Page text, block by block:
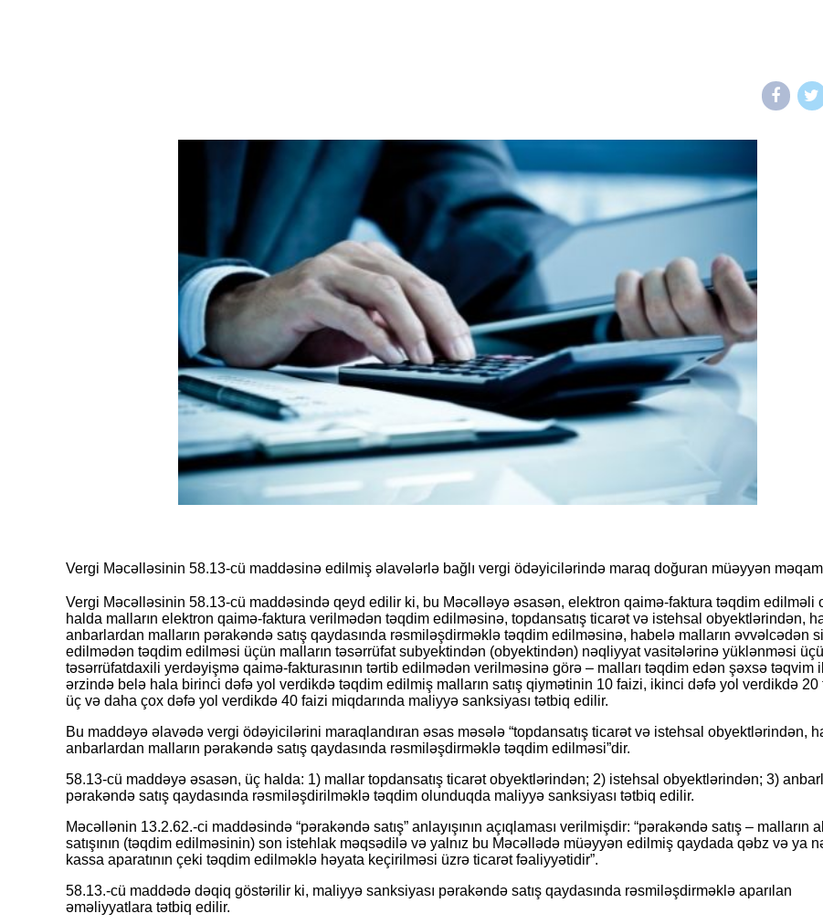
Vergi Məcəlləsinin 58.13-cü maddəsinə edilmiş əlavələrlə bağlı vergi ödəyicilərində maraq doğuran müəyyən
Vergi Məcəlləsinin 58.13-cü maddəsində qeyd edilir ki, bu Məcəlləyə əsasən, elektron qaimə-faktura təqdim edilməli
halda malların elektron qaimə-faktura verilmədən təqdim edilməsinə, topdansatış ticarət və istehsal obyektlərindən,
anbarlardan malların pərakəndə satış qaydasında rəsmiləşdirməklə təqdim edilməsinə, habelə malların əvvəlcədən
edilmədən təqdim edilməsi üçün malların təsərrüfat subyektindən (obyektindən) nəqliyyat vasitələrinə yüklənməsi
təsərrüfatdaxili yerdəyişmə qaimə-fakturasının tərtib edilmədən verilməsinə görə – malları təqdim edən şəxsə təqvim
ərzində belə hala birinci dəfə yol verdikdə təqdim edilmiş malların satış qiymətinin 10 faizi, ikinci dəfə yol verdikdə 20
üç və daha çox dəfə yol verdikdə 40 faizi miqdarında maliyyə sanksiyası tətbiq edilir.
Bu maddəyə əlavədə vergi ödəyicilərini maraqlandıran əsas məsələ “topdansatış ticarət və istehsal obyektlərindən,
anbarlardan malların pərakəndə satış qaydasında rəsmiləşdirməklə təqdim edilməsi”dir.
58.13-cü maddəyə əsasən, üç halda: 1) mallar topdansatış ticarət obyektlərindən; 2) istehsal obyektlərindən; 3)
pərakəndə satış qaydasında rəsmiləşdirilməklə təqdim olunduqda maliyyə sanksiyası tətbiq edilir.
Məcəllənin 13.2.62.-ci maddəsində “pərakəndə satış” anlayışının açıqlaması verilmişdir: “pərakəndə satış – malların
satışının (təqdim edilməsinin) son istehlak məqsədilə və yalnız bu Məcəllədə müəyyən edilmiş qaydada qəbz və ya
kassa aparatının çeki təqdim edilməklə həyata keçirilməsi üzrə ticarət fəaliyyətidir”.
58.13.-cü maddədə dəqiq göstərilir ki, maliyyə sanksiyası pərakəndə satış qaydasında rəsmiləşdirməklə aparılan
əməliyyatlara tətbiq edilir.